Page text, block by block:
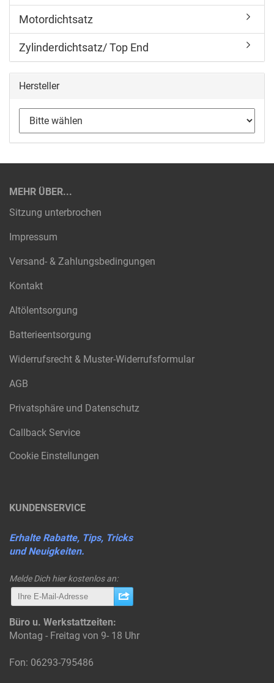
Motordichtsatz
Zylinderdichtsatz/ Top End
Hersteller
MEHR ÜBER...
Sitzung unterbrochen
Impressum
Versand- & Zahlungsbedingungen
Kontakt
Altölentsorgung
Batterieentsorgung
Widerrufsrecht & Muster-Widerrufsformular
AGB
Privatsphäre und Datenschutz
Callback Service
Cookie Einstellungen
KUNDENSERVICE
Erhalte Rabatte, Tips, Tricks
und Neuigkeiten.
Melde Dich hier kostenlos an:
Büro u. Werkstattzeiten:
Montag - Freitag von 9- 18 Uhr
Fon: 06293-795486